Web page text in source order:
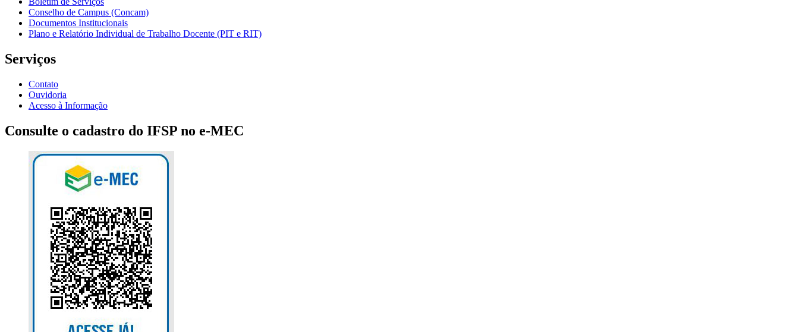
Conselho de Campus (Concam)
Documentos Institucionais
Plano e Relatório Individual de Trabalho Docente (PIT e RIT)
Serviços
Contato
Ouvidoria
Acesso à Informação
Consulte o cadastro do IFSP no e-MEC